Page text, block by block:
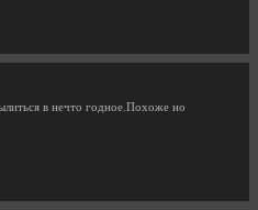
в нечто годное.Похоже но